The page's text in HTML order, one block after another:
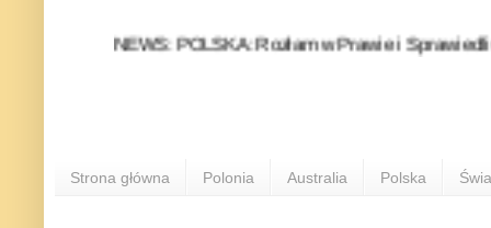
NEWS: POLSKA: Rozłam w Prawie i
Strona główna Polonia Australia Polska